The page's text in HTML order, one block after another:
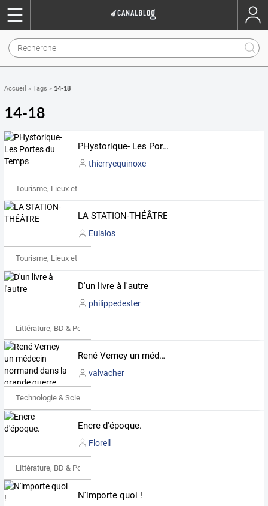
Accueil » Tags » 14-18
14-18
PHystorique- Les Portes du Temps
thierryequinoxe
Tourisme, Lieux et Événements
LA STATION-THÉÂTRE
Eulalos
Tourisme, Lieux et Événements
D'un livre à l'autre
philippedester
Littérature, BD & Poésie
René Verney un médecin normand dans la grande guerre (43e RAC, 74e et 24e RI)
valvacher
Technologie & Science
Encre d'époque.
Florell
Littérature, BD & Poésie
N'importe quoi !